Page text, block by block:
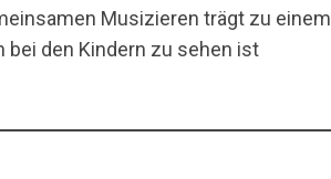
Musizieren trägt zu einem
den Kindern zu sehen ist